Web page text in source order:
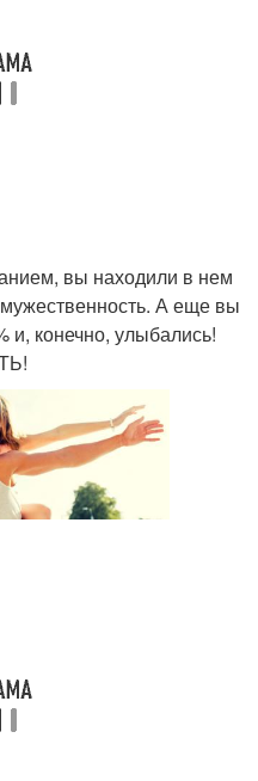
вы находили в нем
А еще вы
и, конечно, улыбались!